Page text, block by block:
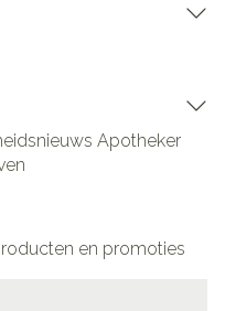
Apotheker
en promoties